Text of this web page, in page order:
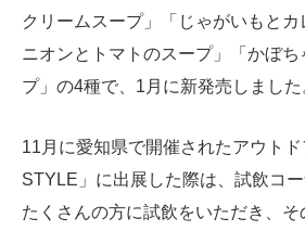
クリームスープ」「じゃがいもと
ニオンとトマトのスープ」「かぼ
プ」の4種で、1月に新発売しました
11月に愛知県で開催されたアウト
STYLE」に出展した際は、試飲コー
たくさんの方に試飲をいただき、